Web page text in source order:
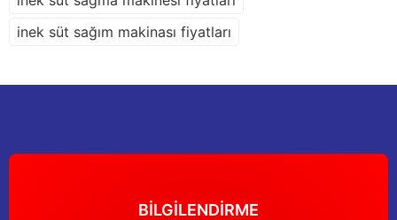
inek süt sağım makinası fiyatları
BİLGİLENDİRME